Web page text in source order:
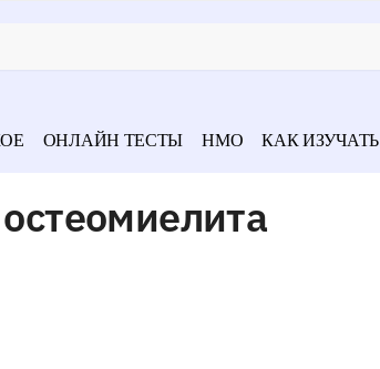
ОНЛАЙН ТЕСТЫ НМО КАК ИЗУЧАТЬ